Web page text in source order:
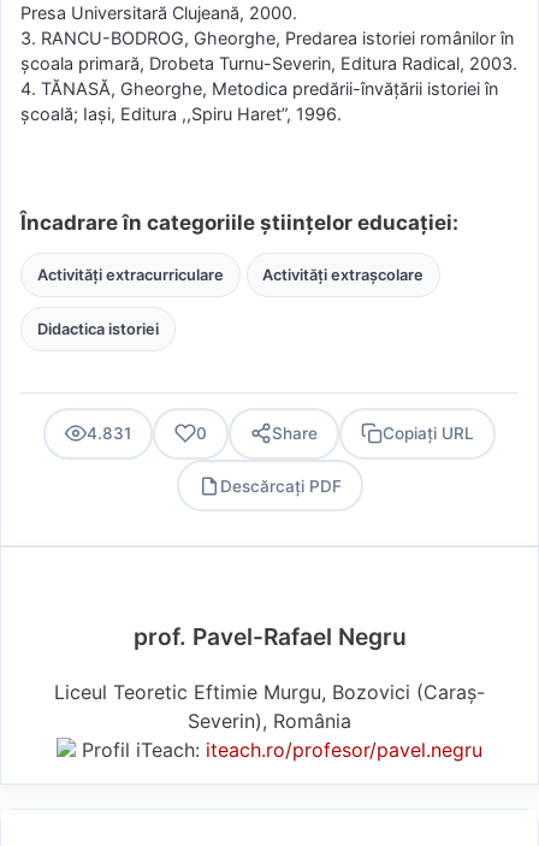
Presa Universitară Clujeană, 2000.
3. RANCU-BODROG, Gheorghe, Predarea istoriei românilor în
şcoala primară, Drobeta Turnu-Severin, Editura Radical, 2003.
4. TĂNASĂ, Gheorghe, Metodica predării-învăţării istoriei în
şcoală; Iaşi, Editura ,,Spiru Haret”, 1996.
Încadrare în categoriile științelor educației:
Activități extracurriculare Activități extrașcolare
Didactica istoriei
4.831 0 Share Copiați URL
Descărcați PDF
prof. Pavel-Rafael Negru
Liceul Teoretic Eftimie Murgu, Bozovici (Caraş-
Severin), România
Profil iTeach: iteach.ro/profesor/pavel.negru